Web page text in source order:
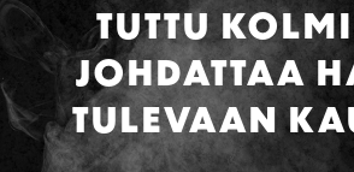
TUTTU
JOHDATTAA
TULEVAAN